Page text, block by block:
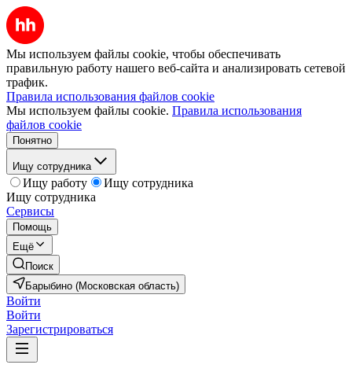
Мы используем файлы cookie, чтобы обеспечивать
правильную работу нашего веб-сайта и анализировать сетевой
трафик.
Правила использования файлов cookie
Мы используем файлы cookie. Правила использования
файлов cookie
Понятно
Ищу сотрудника
Ищу работу
Ищу сотрудника
Ищу сотрудника
Сервисы
Помощь
Ещё
Поиск
Барыбино (Московская область)
Войти
Войти
Зарегистрироваться